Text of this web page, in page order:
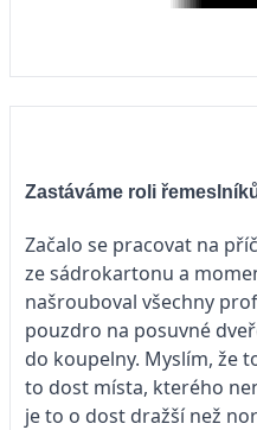
Zastáváme roli
Začalo se pracovat na
ze sádrokartonu a
našrouboval všechny
pouzdro na posuvné
do koupelny. Myslím, že
to dost místa, kterého
je to o dost dražší než